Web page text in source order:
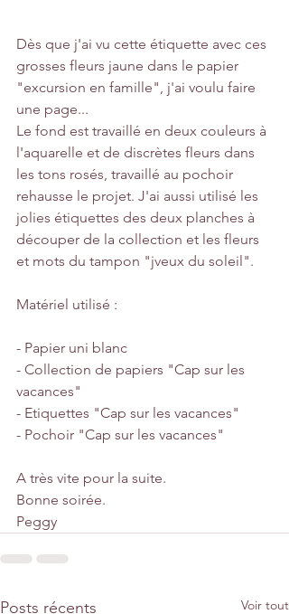
Dès que j'ai vu cette étiquette avec ces
grosses fleurs jaune dans le papier
"excursion en famille", j'ai voulu faire
une page...
Le fond est travaillé en deux couleurs à
l'aquarelle et de discrètes fleurs dans
les tons rosés, travaillé au pochoir
rehausse le projet. J'ai aussi utilisé les
jolies étiquettes des deux planches à
découper de la collection et les fleurs
et mots du tampon "jveux du soleil".
Matériel utilisé :
- Papier uni blanc
- Collection de papiers "Cap sur les
vacances"
- Etiquettes "Cap sur les vacances"
- Pochoir "Cap sur les vacances"
A très vite pour la suite.
Bonne soirée.
Peggy
Posts récents Voir tout